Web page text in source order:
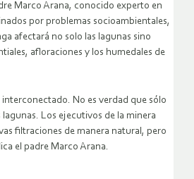
Marco Arana, conocido experto en
por problemas socioambientales,
afectará no solo las lagunas sino
afloraciones y los humedales de
No es verdad que sólo
lagunas. Los ejecutivos de la minera
filtraciones de manera natural, pero
el padre Marco Arana.